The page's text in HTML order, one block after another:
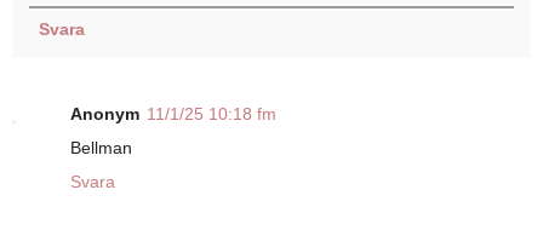
Svara
Anonym 11/1/25 10:18 fm
Bellman
Svara